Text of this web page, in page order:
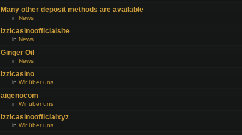
Many other deposit methods are available
in News
izzicasinoofficialsite
in News
Ginger Oil
in News
izzicasino
in Wir über uns
aigenocom
in Wir über uns
izzicasinoofficialxyz
in Wir über uns